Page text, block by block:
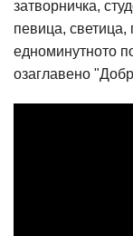
затворничка,
певица, светица,
едноминутното
озаглавено